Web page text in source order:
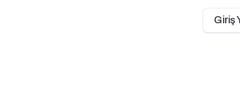
Giriş